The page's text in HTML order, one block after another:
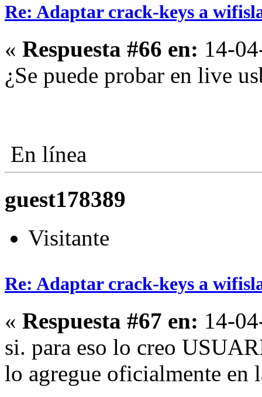
Re: Adaptar crack-keys a
« Respuesta #66 en: 14-
¿Se puede probar en live
En línea
guest178389
Visitante
Re: Adaptar crack-keys a
« Respuesta #67 en: 14-
si. para eso lo creo
lo agregue oficialmente en